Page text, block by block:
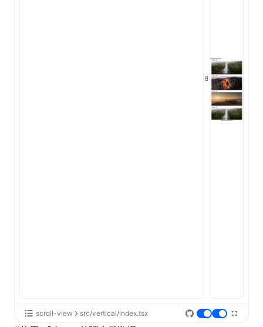
scroll-view src/vertical/index.tsx